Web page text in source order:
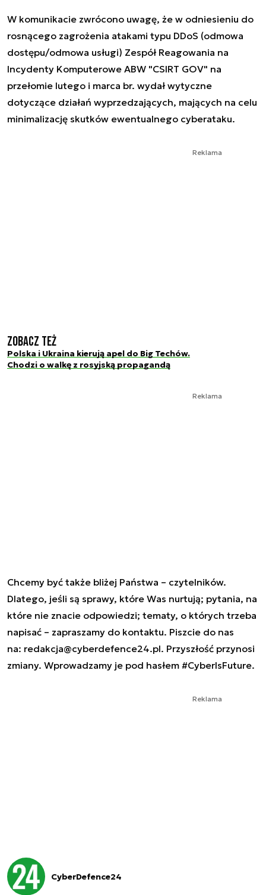
W komunikacie zwrócono uwagę, że w odniesieniu do
rosnącego zagrożenia atakami typu DDoS (odmowa
dostępu/odmowa usługi) Zespół Reagowania na
Incydenty Komputerowe ABW "CSIRT GOV" na
przełomie lutego i marca br. wydał wytyczne
dotyczące działań wyprzedzających, mających na celu
minimalizację skutków ewentualnego cyberataku.
Reklama
Zobacz też
Polska i Ukraina kierują apel do Big Techów.
Chodzi o walkę z rosyjską propagandą
Reklama
Chcemy być także bliżej Państwa – czytelników.
Dlatego, jeśli są sprawy, które Was nurtują; pytania, na
które nie znacie odpowiedzi; tematy, o których trzeba
napisać – zapraszamy do kontaktu. Piszcie do nas
na: redakcja@cyberdefence24.pl. Przyszłość przynosi
zmiany. Wprowadzamy je pod hasłem #CyberIsFuture.
Reklama
CyberDefence24